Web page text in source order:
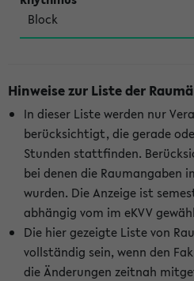
Block
Hinweise zur Liste der
In dieser Liste werden nur
berücksichtigt, die gerade
Stunden stattfinden.
bei denen die Raumangaben
wurden. Die Anzeige ist
abhängig vom im eKVV
Die hier gezeigte Liste von
vollständig sein, wenn den
die Änderungen zeitnah